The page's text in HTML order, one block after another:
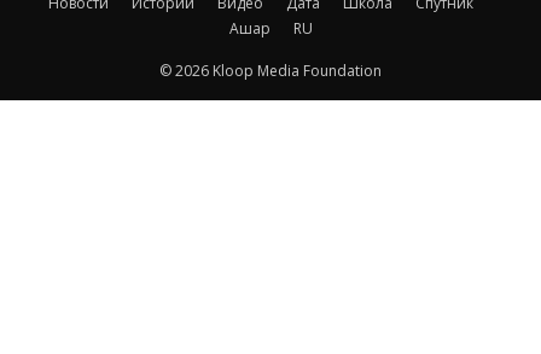
Ашар
RU
© 2026 Kloop Media Foundation